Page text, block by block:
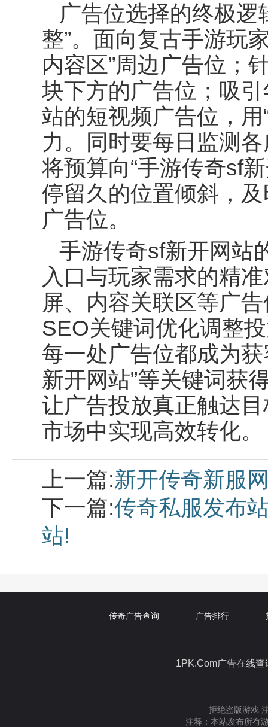
广告位选择的终极逻
整”。面向复古手游玩
内容区”周边广告位；
块下方的广告位；吸
站的短视频广告位，用
力。同时要每日监测
将预算向“手游传奇sf
停留久的位置倾斜，
广告位。
手游传奇sf新开网站
入口与玩家需求的精
屏、内容关联区等广
SEO关键词优化调整
每一处广告位都成为
新开网站”等关键词获
让广告投放真正触达
市场中实现高效转化。
上一篇:新开传奇新服
下一篇:传奇私服发布
站!
传奇广告查询 广告排行
1PK.Com广告在
拒绝盗版游戏
注释：本站发布所有